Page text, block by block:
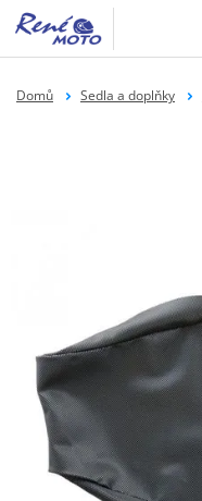
Domů Sedla a doplňky